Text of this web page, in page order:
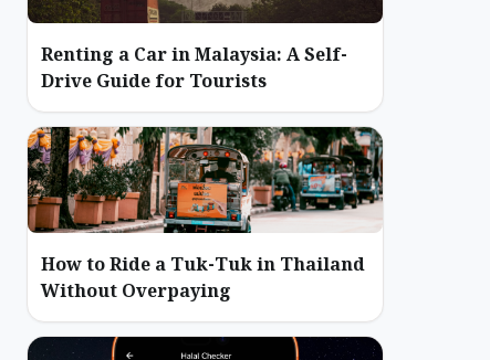
Renting a Car in Malaysia: A Self-
Drive Guide for Tourists
How to Ride a Tuk-Tuk in Thailand
Without Overpaying